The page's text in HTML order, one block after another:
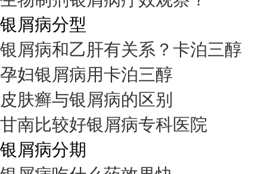
银屑病分型
银屑病和乙肝有关系？卡泊三醇
孕妇银屑病用卡泊三醇
皮肤癣与银屑病的区别
甘南比较好银屑病专科医院
银屑病分期